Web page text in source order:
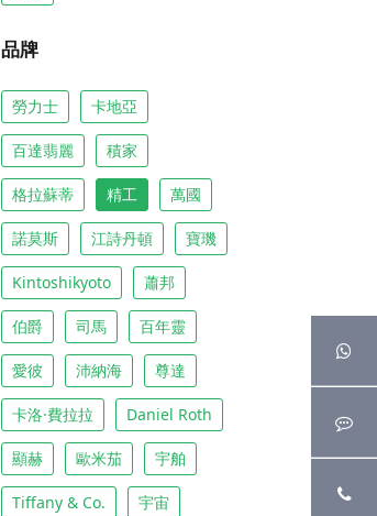
品牌
勞力士 卡地亞
百達翡麗 積家
格拉蘇蒂 精工 萬國
諾莫斯 江詩丹頓 寶璣
Kintoshikyoto 蕭邦
伯爵 司馬 百年靈
愛彼 沛納海 尊達
卡洛·費拉拉 Daniel Roth
顯赫 歐米茄 宇舶
Tiffany & Co. 宇宙